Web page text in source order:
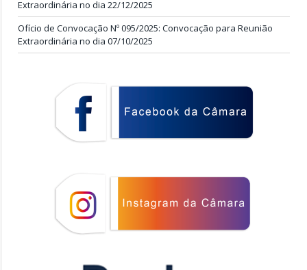
Extraordinária no dia 22/12/2025
Ofício de Convocação Nº 095/2025: Convocação para Reunião
Extraordinária no dia 07/10/2025